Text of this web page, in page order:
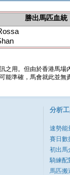
勝出馬匹血統
之用。但由於香港馬
能準確，馬會就此並
分析
速勢能
賽日數
初出馬
騎練配
馬匹搬